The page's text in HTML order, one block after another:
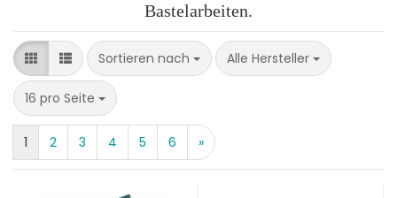
Bastelarbeiten.
Sortieren nach
Sortieren nach Alle Hersteller
16 pro Seite
pro Seite
1 2 3 4 5 6 »